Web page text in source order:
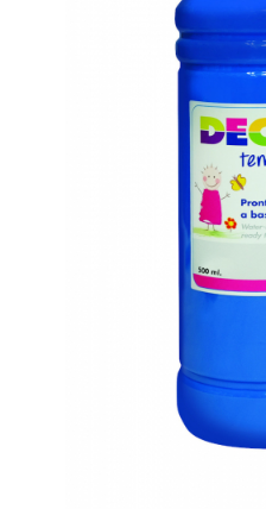
Biciclete si Triciclete
Biciclete Viking Challange
Biciclete Viking Explorer
Amenajări camere senzoriale
Echipamente camere
Oferte pentru Camere
Creativitate si indemanare